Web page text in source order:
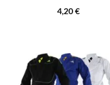
4,20€